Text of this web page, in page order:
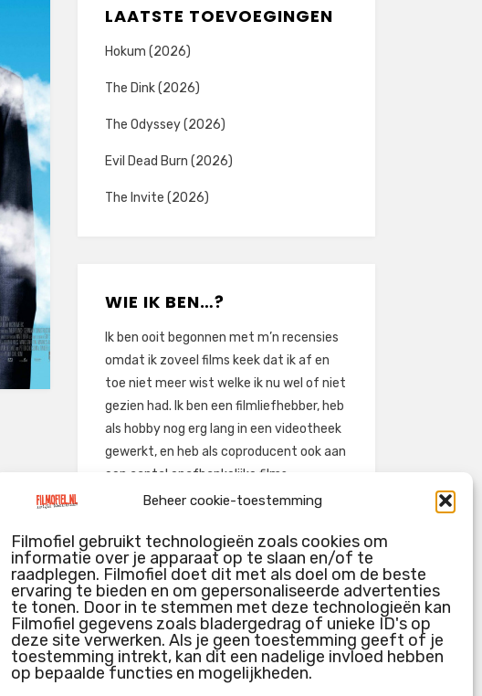
Beheer cookie-toestemming
Filmofiel gebruikt technologieën zoals cookies om
informatie over je apparaat op te slaan en/of te
raadplegen. Filmofiel doet dit met als doel om de beste
ervaring te bieden en om gepersonaliseerde advertenties
te tonen. Door in te stemmen met deze technologieën kan
Filmofiel gegevens zoals bladergedrag of unieke ID's op
deze site verwerken. Als je geen toestemming geeft of je
toestemming intrekt, kan dit een nadelige invloed hebben
op bepaalde functies en mogelijkheden.
LAATSTE TOEVOEGINGEN
Hokum (2026)
The Dink (2026)
The Odyssey (2026)
Evil Dead Burn (2026)
The Invite (2026)
WIE IK BEN…?
Ik ben ooit begonnen met m’n recensies
omdat ik zoveel films keek dat ik af en
toe niet meer wist welke ik nu wel of niet
gezien had. Ik ben een filmliefhebber, heb
als hobby nog erg lang in een videotheek
gewerkt, en heb als coproducent ook aan
een aantal onafhankelijke films
meegewerkt.
pretentieloze uitbreidingen van m’n
voormalige ‘videotheek-geouwehoer’,
aangevuld met een groeiende kennis
over de kunde én de kunst van het
maken van film.